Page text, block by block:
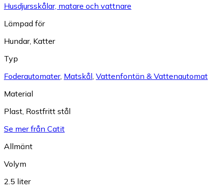
Husdjursskålar, matare och vattnare
Lämpad för
Hundar, Katter
Typ
Foderautomater, Matskål Vattenfontän & Vattenautomat
Material
Plast Rostfritt stål
Se mer från Catit
Allmänt
Volym
2.5 liter